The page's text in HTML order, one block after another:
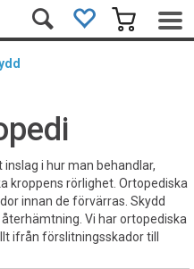
i hur man behandlar,
kroppens rörlighet. Ortopediska
innan de förvärras. Skydd
Vi har ortopediska
ifrån förslitningsskador till